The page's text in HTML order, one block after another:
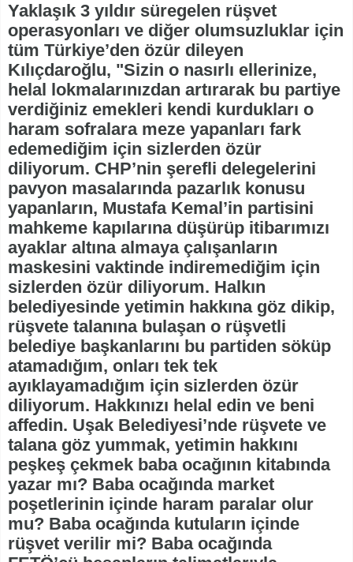
Yaklaşık 3 yıldır süregelen rüşvet
operasyonları ve diğer olumsuzluklar için
tüm Türkiye’den özür dileyen
Kılıçdaroğlu, "Sizin o nasırlı ellerinize,
helal lokmalarınızdan artırarak bu partiye
verdiğiniz emekleri kendi kurdukları o
haram sofralara meze yapanları fark
edemediğim için sizlerden özür
diliyorum. CHP’nin şerefli delegelerini
pavyon masalarında pazarlık konusu
yapanların, Mustafa Kemal’in partisini
mahkeme kapılarına düşürüp itibarımızı
ayaklar altına almaya çalışanların
maskesini vaktinde indiremediğim için
sizlerden özür diliyorum. Halkın
belediyesinde yetimin hakkına göz dikip,
rüşvete talanına bulaşan o rüşvetli
belediye başkanlarını bu partiden söküp
atamadığım, onları tek tek
ayıklayamadığım için sizlerden özür
diliyorum. Hakkınızı helal edin ve beni
affedin. Uşak Belediyesi’nde rüşvete ve
talana göz yummak, yetimin hakkını
peşkeş çekmek baba ocağının kitabında
yazar mı? Baba ocağında market
poşetlerinin içinde haram paralar olur
mu? Baba ocağında kutuların içinde
rüşvet verilir mi? Baba ocağında